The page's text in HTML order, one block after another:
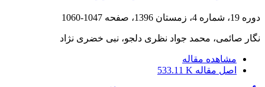
دوره 19، شماره 4، زمستان 1396، صفحه 1047-1060
نگار صائمی، محمد جواد نظری دلجو، نبی خضری نژاد
مشاهده مقاله
اصل مقاله 533.11 K